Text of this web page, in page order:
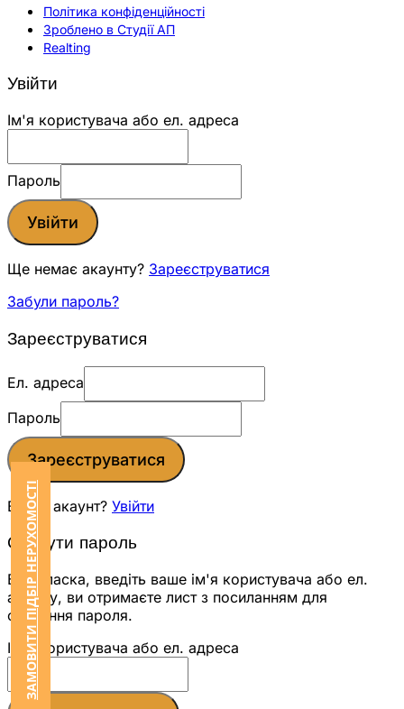
Політика конфіденційності
Зроблено в Студії АП
Realting
ЗАМОВИТИ ПІДБІР НЕРУХОМОСТІ
Увійти
Ім'я користувача або ел. адреса
Пароль
Увійти
Ще немає акаунту? Зареєструватися
Забули пароль?
Зареєструватися
Ел. адреса
Пароль
Зареєструватися
Вже є акаунт? Увійти
Скинути пароль
Будь ласка, введіть ваше ім'я користувача або ел.
адресу, ви отримаєте лист з посиланням для
скидання пароля.
Ім'я користувача або ел. адреса